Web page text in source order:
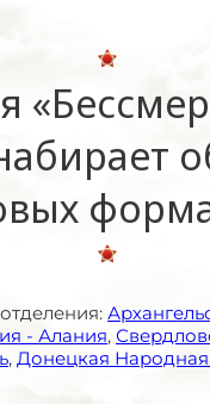
- Алания,
, Донецкая